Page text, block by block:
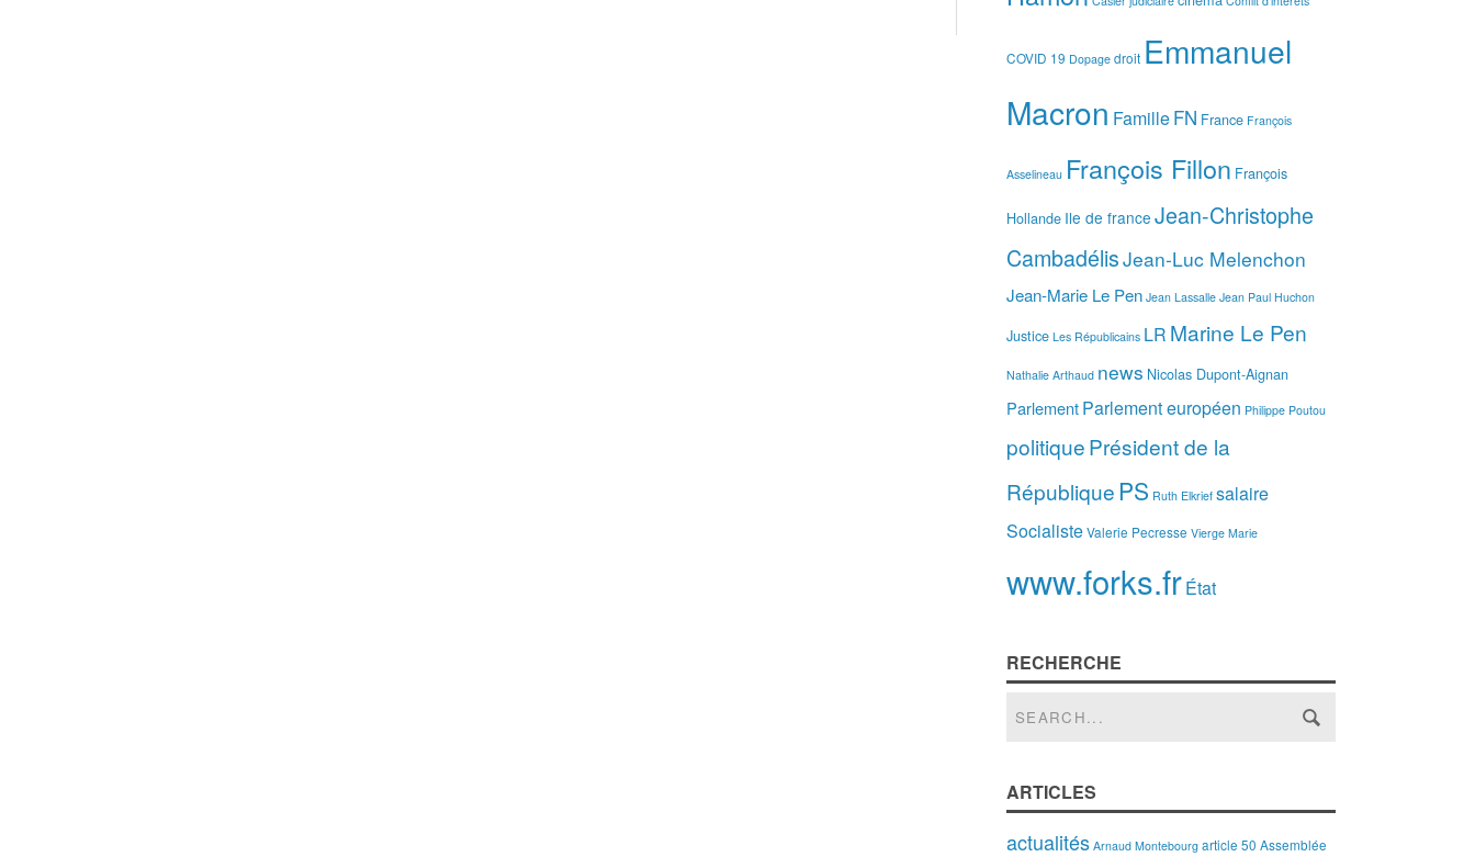
COVID 19 Dopage droit Emmanuel
Macron FamilleFN France François
Asselineau François Fillon François
Hollande Ile de france Jean-Christophe
CambadélisJean-Luc Melenchon
Jean-Marie Le Pen Jean Lassalle Jean Paul Huchon
Justice Les Républicains LR Marine Le Pen
Nathalie Arthaud news Nicolas Dupont-Aignan
ParlementParlement européen Philippe Poutou
politiquePrésident de la
République PS Ruth Elkrief salaire
SocialisteValerie Pecresse Vierge Marie
www.forks.frÉtat
RECHERCHE
ARTICLES
actualités Arnaud Montebourg article 50 Assemblée